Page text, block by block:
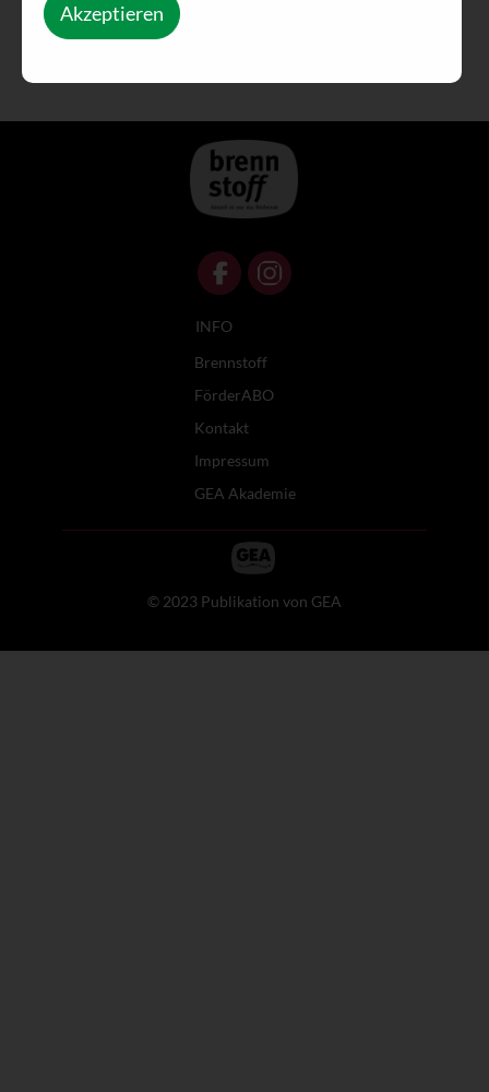
INFO
Brennstoff
FörderABO
Kontakt
Impressum
GEA Akademie
© 2023 Publikation von GEA
Akzeptieren